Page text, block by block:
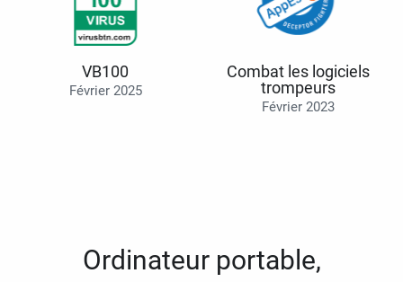
VB100
Février 2025
Combat les logiciels
trompeurs
Février 2023
Ordinateur portable,